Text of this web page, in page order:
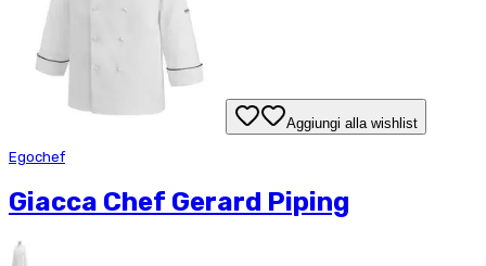
Aggiungi alla wishlist
Egochef
Giacca Chef Gerard Piping